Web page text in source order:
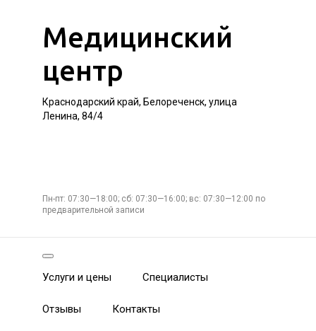
Медицинский
центр
Краснодарский край, Белореченск, улица
Ленина, 84/4
Пн-пт: 07:30—18:00; сб: 07:30—16:00; вс: 07:30—12:00 по
предварительной записи
Услуги и цены Специалисты
Отзывы Контакты